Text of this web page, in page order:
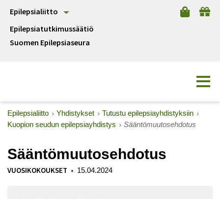
Epilepsialiitto
Epilepsiatutkimussäätiö
Suomen Epilepsiaseura
Epilepsialiitto Yhdistykset
Tutustu epilepsiayhdistyksiin
Kuopion seudun epilepsiayhdistys
Sääntömuutosehdotus
Sääntömuutosehdotus
VUOSIKOKOUKSET 15.04.2024